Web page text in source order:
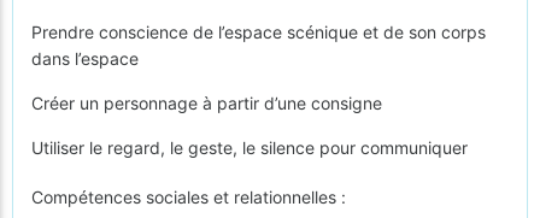
Prendre conscience de l’espace scénique et de son corps
dans l’espace
Créer un personnage à partir d’une consigne
Utiliser le regard, le geste, le silence pour communiquer
Compétences sociales et relationnelles :